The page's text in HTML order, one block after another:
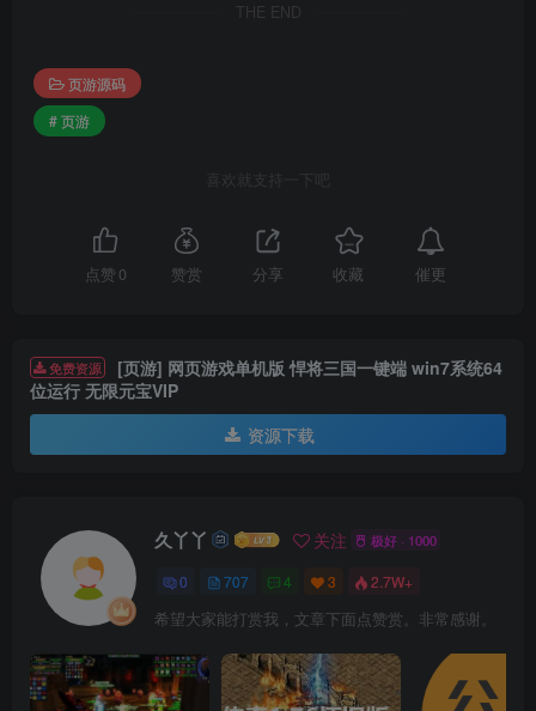
THE END
页游源码
# 页游
喜欢就支持一下吧
点赞 0 赞赏 分享 收藏 催更
免费资源
[页游] 网页游戏单机版 悍将三国一键端 win7系统64
位运行 无限元宝VIP
资源下载
久丫丫 关注 极好 · 1000
0 707 4 3 2.7W+
希望大家能打赏我，文章下面点赞赏。非常感谢。